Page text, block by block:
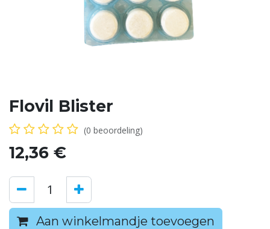
Flovil Blister
(0 beoordeling)
12,36 €
Aan winkelmandje toevoegen